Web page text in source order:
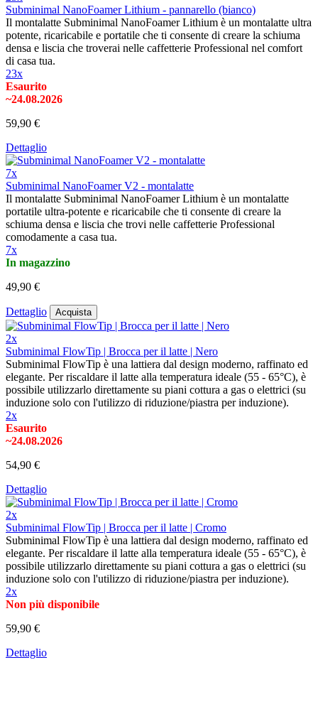
Subminimal NanoFoamer Lithium - pannarello (bianco)
Il montalatte Subminimal NanoFoamer Lithium è un montalatte ultra
potente, ricaricabile e portatile che ti consente di creare la schiuma
densa e liscia che troverai nelle caffetterie Professional nel comfort
di casa tua.
23x
Esaurito
~24.08.2026
59,90 €
Dettaglio
7x
Subminimal NanoFoamer V2 - montalatte
Il montalatte Subminimal NanoFoamer Lithium è un montalatte
portatile ultra-potente e ricaricabile che ti consente di creare la
schiuma densa e liscia che trovi nelle caffetterie Professional
comodamente a casa tua.
7x
In magazzino
49,90 €
Dettaglio Acquista
2x
Subminimal FlowTip | Brocca per il latte | Nero
Subminimal FlowTip è una lattiera dal design moderno, raffinato ed
elegante. Per riscaldare il latte alla temperatura ideale (55 - 65°C), è
possibile utilizzarlo direttamente su piani cottura a gas o elettrici (su
induzione solo con l'utilizzo di riduzione/piastra per induzione).
2x
Esaurito
~24.08.2026
54,90 €
Dettaglio
2x
Subminimal FlowTip | Brocca per il latte | Cromo
Subminimal FlowTip è una lattiera dal design moderno, raffinato ed
elegante. Per riscaldare il latte alla temperatura ideale (55 - 65°C), è
possibile utilizzarlo direttamente su piani cottura a gas o elettrici (su
induzione solo con l'utilizzo di riduzione/piastra per induzione).
2x
Non più disponibile
59,90 €
Dettaglio